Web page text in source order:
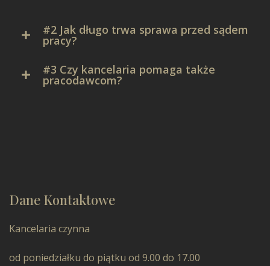
#2 Jak długo trwa sprawa przed sądem
pracy?
#3 Czy kancelaria pomaga także
pracodawcom?
Dane Kontaktowe
Kancelaria czynna
od poniedziałku do piątku od 9.00 do 17.00